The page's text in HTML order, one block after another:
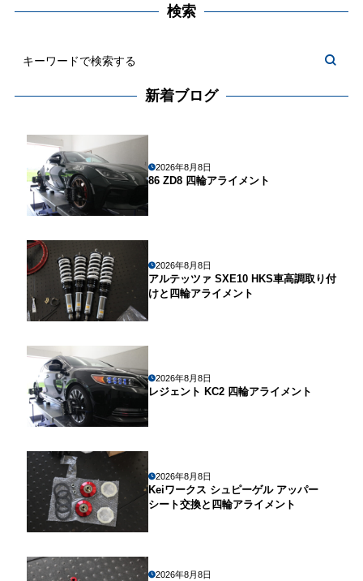
検索
新着ブログ
2026年8月8日
86 ZD8 四輪アライメント
2026年8月8日
アルテッツァ SXE10 HKS車高調取り付
けと四輪アライメント
2026年8月8日
レジェント KC2 四輪アライメント
2026年8月8日
Keiワークス シュピーゲル アッパー
シート交換と四輪アライメント
2026年8月8日